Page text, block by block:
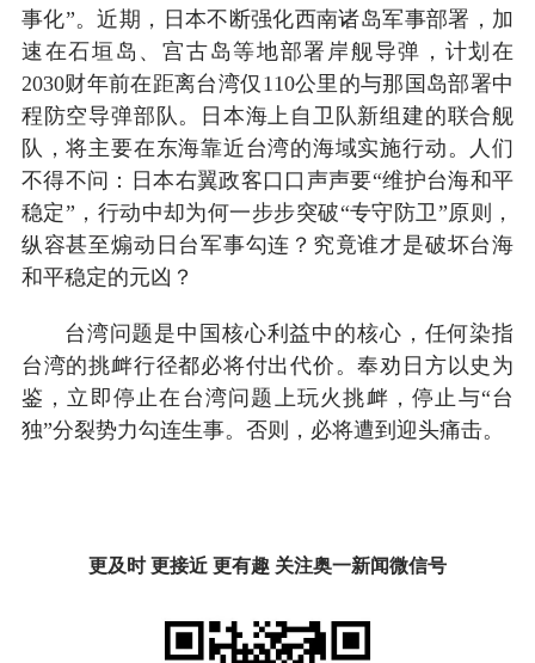
事化”。近期，日本不断强化西南诸岛军事部署，加
速在石垣岛、宫古岛等地部署岸舰导弹，计划在
2030财年前在距离台湾仅110公里的与那国岛部署中
程防空导弹部队。日本海上自卫队新组建的联合舰
队，将主要在东海靠近台湾的海域实施行动。人们
不得不问：日本右翼政客口口声声要“维护台海和平
稳定”，行动中却为何一步步突破“专守防卫”原则，
纵容甚至煽动日台军事勾连？究竟谁才是破坏台海
和平稳定的元凶？
台湾问题是中国核心利益中的核心，任何染指
台湾的挑衅行径都必将付出代价。奉劝日方以史为
鉴，立即停止在台湾问题上玩火挑衅，停止与“台
独”分裂势力勾连生事。否则，必将遭到迎头痛击。
更及时 更接近 更有趣 关注奥一新闻微信号